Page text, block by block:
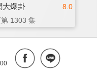
8.0
大爆卦
1303 集